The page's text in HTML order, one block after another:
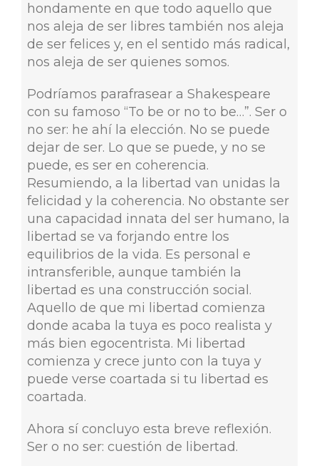
hondamente en que todo aquello que
nos aleja de ser libres también nos aleja
de ser felices y, en el sentido más radical,
nos aleja de ser quienes somos.
Podríamos parafrasear a Shakespeare
con su famoso “To be or no to be…”. Ser o
no ser: he ahí la elección. No se puede
dejar de ser. Lo que se puede, y no se
puede, es ser en coherencia.
Resumiendo, a la libertad van unidas la
felicidad y la coherencia. No obstante ser
una capacidad innata del ser humano, la
libertad se va forjando entre los
equilibrios de la vida. Es personal e
intransferible, aunque también la
libertad es una construcción social.
Aquello de que mi libertad comienza
donde acaba la tuya es poco realista y
más bien egocentrista. Mi libertad
comienza y crece junto con la tuya y
puede verse coartada si tu libertad es
coartada.
Ahora sí concluyo esta breve reflexión.
Ser o no ser: cuestión de libertad.